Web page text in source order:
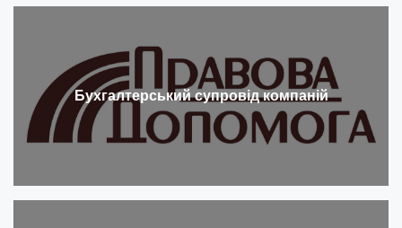
Бухгалтерський супровід компаній